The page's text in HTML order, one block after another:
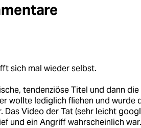
sich mal wieder selbst.
tendenziöse Titel und dann
wollte lediglich fliehen und wurde
Das Video der Tat (sehr leicht
und ein Angriff wahrscheinlich war.